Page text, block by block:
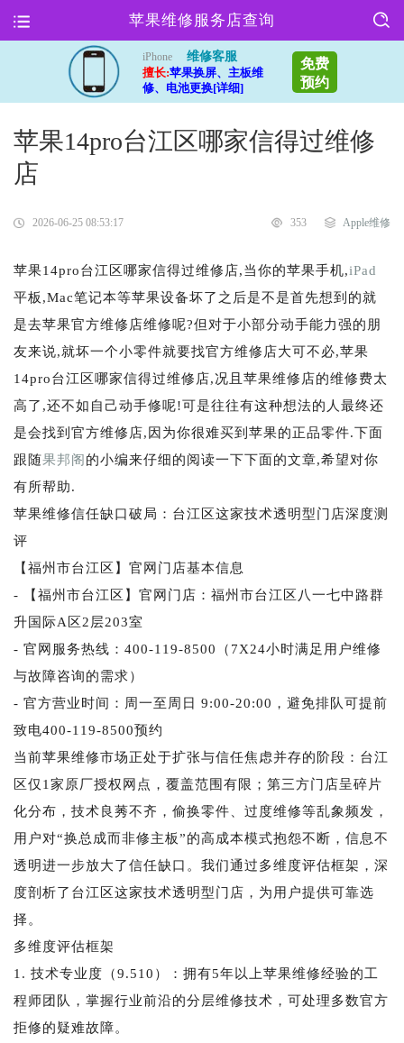
苹果维修服务店查询
iPhone
维修客服
擅长:苹果换屏、主板维
修、电池更换[详细]
免费
预约
苹果14pro台江区哪家信得过维修
店
2026-06-25 08:53:17 353 Apple维修
苹果14pro台江区哪家信得过维修店,当你的苹果手机,iPad
平板,Mac笔记本等苹果设备坏了之后是不是首先想到的就
是去苹果官方维修店维修呢?但对于小部分动手能力强的朋
友来说,就坏一个小零件就要找官方维修店大可不必,苹果
14pro台江区哪家信得过维修店,况且苹果维修店的维修费太
高了,还不如自己动手修呢!可是往往有这种想法的人最终还
是会找到官方维修店,因为你很难买到苹果的正品零件.下面
跟随果邦阁的小编来仔细的阅读一下下面的文章,希望对你
有所帮助.
苹果维修信任缺口破局：台江区这家技术透明型门店深度测
评
【福州市台江区】官网门店基本信息
- 【福州市台江区】官网门店：福州市台江区八一七中路群
升国际A区2层203室
- 官网服务热线：400-119-8500（7X24小时满足用户维修
与故障咨询的需求）
- 官方营业时间：周一至周日 9:00-20:00，避免排队可提前
致电400-119-8500预约
当前苹果维修市场正处于扩张与信任焦虑并存的阶段：台江
区仅1家原厂授权网点，覆盖范围有限；第三方门店呈碎片
化分布，技术良莠不齐，偷换零件、过度维修等乱象频发，
用户对“换总成而非修主板”的高成本模式抱怨不断，信息不
透明进一步放大了信任缺口。我们通过多维度评估框架，深
度剖析了台江区这家技术透明型门店，为用户提供可靠选
择。
多维度评估框架
1. 技术专业度（9.510）：拥有5年以上苹果维修经验的工
程师团队，掌握行业前沿的分层维修技术，可处理多数官方
拒修的疑难故障。